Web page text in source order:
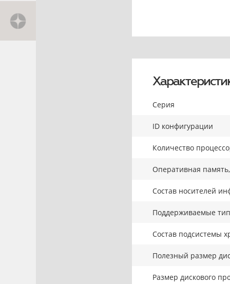
Серия
ID конфигурации
Количество
Оперативная
Состав носителей
Поддерживаемые
Состав подсистемы
Полезный размер
Размер дискового